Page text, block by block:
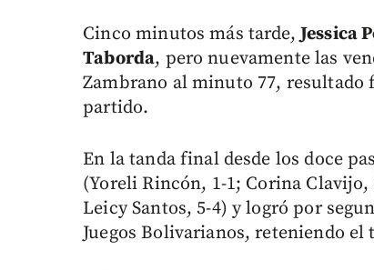
Cinco minutos más tarde,Jessica
Taborda, pero nuevamente las
Zambrano al minuto 77,
partido.
En la tanda final desde los doce
(Yoreli Rincón, 1-1; Corina
Leicy Santos, 5-4) y logró por
Juegos Bolivarianos, reteniendo